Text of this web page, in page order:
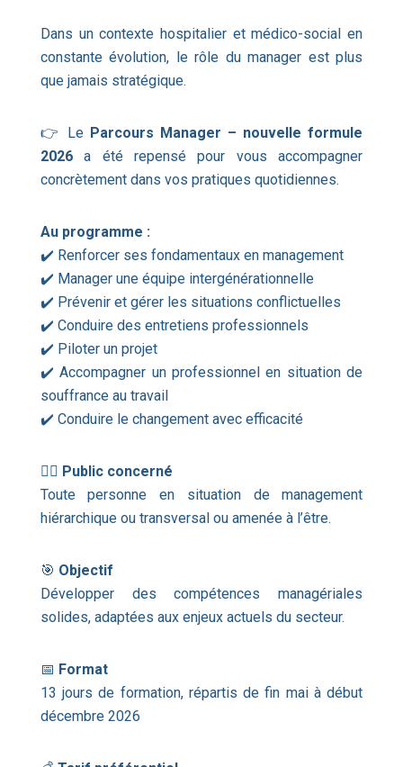
Dans un contexte hospitalier et médico-social en
constante évolution, le rôle du manager est plus
que jamais stratégique.
👉 Le Parcours Manager – nouvelle formule
2026a été repensé pour vous accompagner
concrètement dans vos pratiques quotidiennes.
Au programme :
✔️ Renforcer ses fondamentaux en management
✔️ Manager une équipe intergénérationnelle
✔️ Prévenir et gérer les situations conflictuelles
✔️ Conduire des entretiens professionnels
✔️ Piloter un projet
✔️ Accompagner un professionnel en situation de
souffrance au travail
✔️ Conduire le changement avec efficacité
👩‍⚕️ Public concerné
Toute personne en situation de management
hiérarchique ou transversal ou amenée à l’être.
🎯 Objectif
Développer des compétences managériales
solides, adaptées aux enjeux actuels du secteur.
📅 Format
13 jours de formation, répartis de fin mai à début
décembre 2026